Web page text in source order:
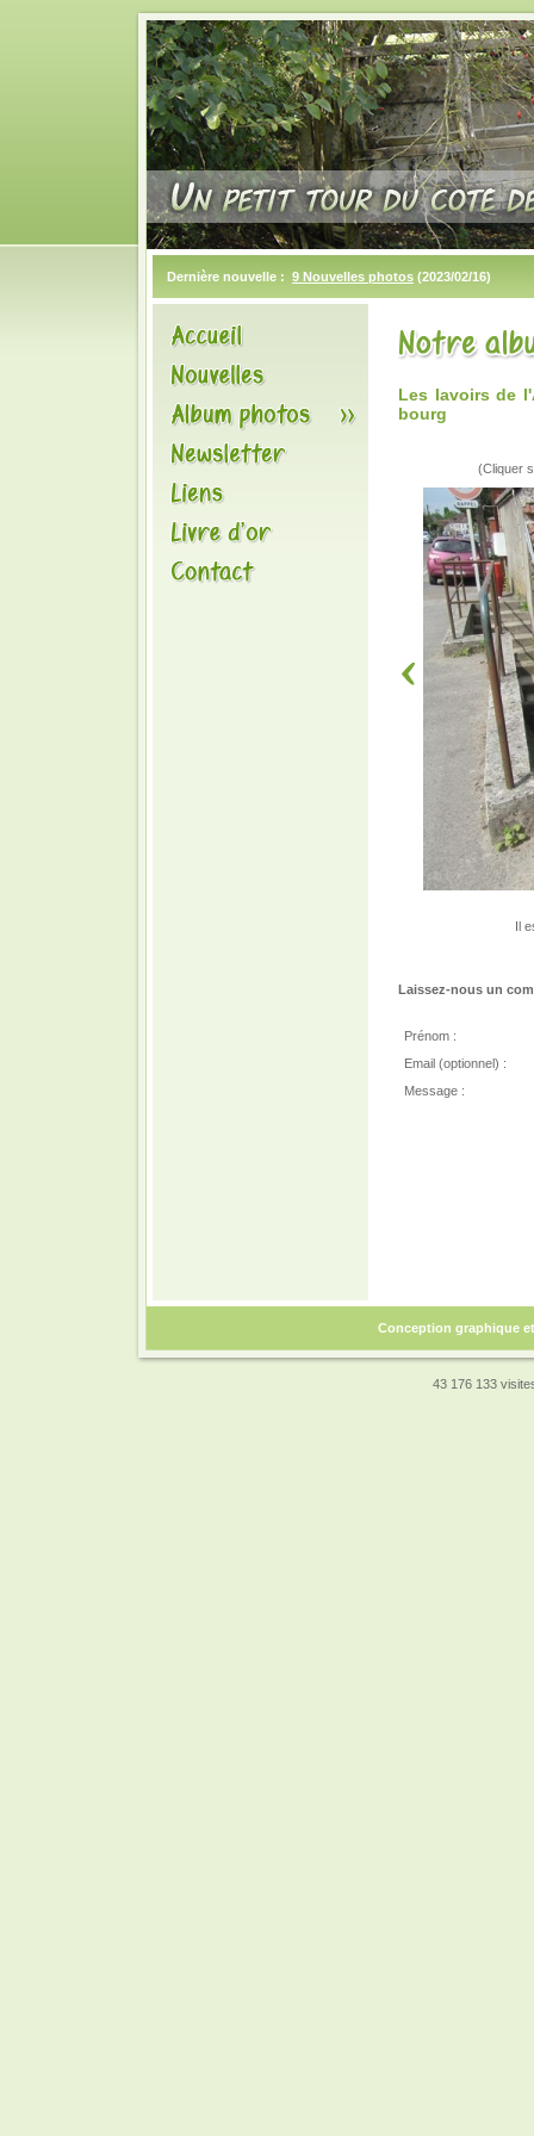
Dernière nouvelle : 9 Nouvelles photos (2023/02/16)
Les lavoirs de
bourg
(Cliquer
Il
Laissez-nous un
Prénom :
Email (optionnel) :
Message :
Conception graphique
43 176 133